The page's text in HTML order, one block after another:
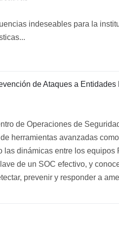
indeseables para la
de Ataques a Entidades
de Operaciones de
herramientas avanzadas
dinámicas entre los equipos
de un SOC efectivo, y
prevenir y responder a